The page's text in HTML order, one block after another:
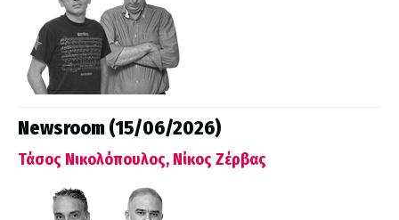
Newsroom (15/06/2026)
Τάσος Νικολόπουλος, Νίκος Ζέρβας